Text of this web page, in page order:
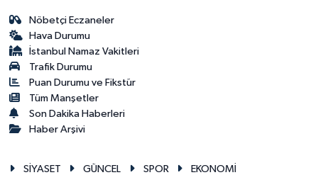
Nöbetçi Eczaneler
Hava Durumu
İstanbul Namaz Vakitleri
Trafik Durumu
Puan Durumu ve Fikstür
Tüm Manşetler
Son Dakika Haberleri
Haber Arşivi
SİYASET GÜNCEL SPOR EKONOMİ